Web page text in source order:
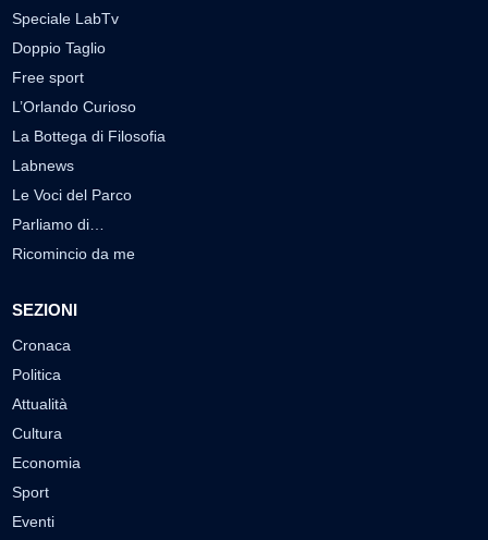
Speciale LabTv
Doppio Taglio
Free sport
L’Orlando Curioso
La Bottega di Filosofia
Labnews
Le Voci del Parco
Parliamo di…
Ricomincio da me
SEZIONI
Cronaca
Politica
Attualità
Cultura
Economia
Sport
Eventi